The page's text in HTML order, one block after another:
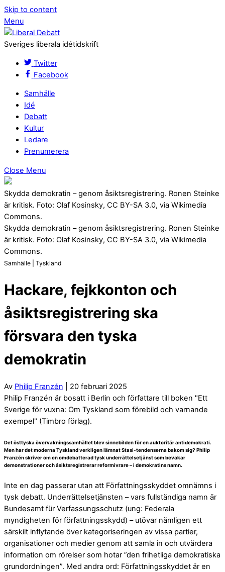
Skip to content
Menu
Sveriges liberala idétidskrift
Twitter
Facebook
Samhälle
Idé
Debatt
Kultur
Ledare
Prenumerera
Close Menu
Skydda demokratin – genom åsiktsregistrering. Ronen Steinke
är kritisk. Foto: Olaf Kosinsky, CC BY-SA 3.0, via Wikimedia
Commons.
Skydda demokratin – genom åsiktsregistrering. Ronen Steinke
är kritisk. Foto: Olaf Kosinsky, CC BY-SA 3.0, via Wikimedia
Commons.
Samhälle | Tyskland
Hackare, fejkkonton och
åsiktsregistrering ska
försvara den tyska
demokratin
Av Philip Franzén | 20 februari 2025
Philip Franzén är bosatt i Berlin och författare till boken "Ett
Sverige för vuxna: Om Tyskland som förebild och varnande
exempel" (Timbro förlag).
Det östtyska övervakningssamhället blev sinnebilden för en auktoritär antidemokrati.
Men har det moderna Tyskland verkligen lämnat Stasi-tendenserna bakom sig? Philip
Franzén skriver om en omdebatterad tysk underrättelsetjänst som bevakar
demonstrationer och åsiktsregistrerar reformivrare – i demokratins namn.
Inte en dag passerar utan att Författningsskyddet omnämns i
tysk debatt. Underrättelsetjänsten – vars fullständiga namn är
Bundesamt für Verfassungsschutz (ung: Federala
myndigheten för författningsskydd) – utövar nämligen ett
särskilt inflytande över kategoriseringen av vissa partier,
organisationer och medier genom att samla in och utvärdera
information om rörelser som hotar ”den frihetliga demokratiska
grundordningen”. Med andra ord: Författningsskyddet är en